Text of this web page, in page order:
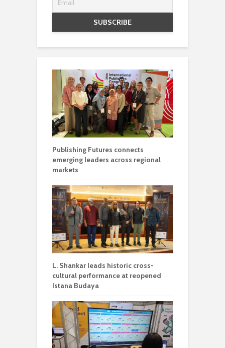
Publishing Futures connects
emerging leaders across regional
markets
L. Shankar leads historic cross-
cultural performance at reopened
Istana Budaya